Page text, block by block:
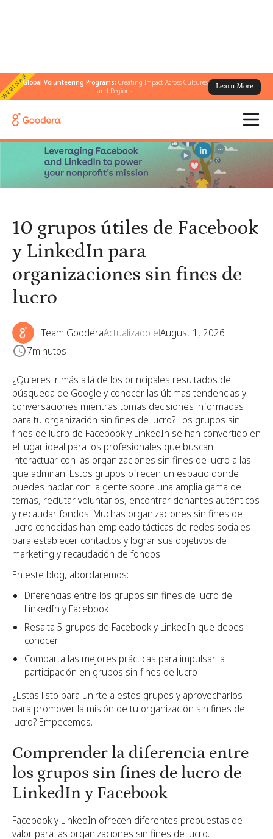
WEBINARGlobal Volunteering Programs: Creating Impact Across Cultures
and Regions
Learn More
← Todos los blogs
/
fines de lucro
10 grupos útiles de Facebook
y LinkedIn para
organizaciones sin fines de
lucro
Team GooderaActualizado elAugust 1, 2026
7minutos
¿Quieres ir más allá de los principales resultados de
búsqueda de Google y conocer las últimas tendencias y
conversaciones mientras tomas decisiones informadas
para tu organización sin fines de lucro? Los grupos sin
fines de lucro de Facebook y LinkedIn se han convertido en
el lugar ideal para los profesionales que buscan
interactuar con las organizaciones sin fines de lucro a las
que admiran. Estos grupos ofrecen un espacio donde
puedes hablar con la gente sobre una amplia gama de
temas, reclutar voluntarios, encontrar donantes auténticos
y recaudar fondos. Muchas organizaciones sin fines de
lucro conocidas han empleado tácticas de redes sociales
para establecer contactos y lograr sus objetivos de
marketing y recaudación de fondos.
En este blog, abordaremos:
Diferencias entre los grupos sin fines de lucro de
LinkedIn y Facebook
Resalta 5 grupos de Facebook y LinkedIn que debes
conocer
Comparta las mejores prácticas para impulsar la
participación en grupos sin fines de lucro
¿Estás listo para unirte a estos grupos y aprovecharlos
para promover la misión de tu organización sin fines de
lucro? Empecemos.
Comprender la diferencia entre
los grupos sin fines de lucro de
LinkedIn y Facebook
Facebook y LinkedIn ofrecen diferentes propuestas de
valor para las organizaciones sin fines de lucro.